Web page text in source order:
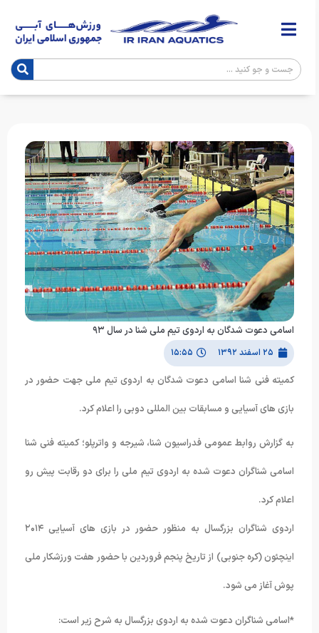
اسامی دعوت شدگان به اردوی تیم ملی شنا در سال ۹۳
۲۵ اسفند ۱۳۹۲ ۱۵:۵۵
کمیته فنی شنا اسامی دعوت شدگان به اردوی تیم ملی جهت حضور در
بازی های آسیایی و مسابقات بین المللی دوبی را اعلام کرد.
به گزارش روابط عمومی فدراسیون شنا، شیرجه و واترپلو؛ کمیته فنی شنا
اسامی شناگران دعوت شده به اردوی تیم ملی را برای دو رقابت پیش رو
اعلام کرد.
اردوی شناگران بزرگسال به منظور حضور در بازی های آسیایی ۲۰۱۴
اینچئون (کره جنوبی) از تاریخ پنجم فروردین با حضور هفت ورزشکار ملی
پوش آغاز می شود.
*اسامی شناگران دعوت شده به اردوی بزرگسال به شرح زیر است: